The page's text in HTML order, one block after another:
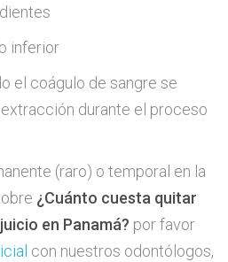
inferior
el coágulo de sangre se
durante el proceso
(raro) o temporal en la
¿Cuánto cuesta quitar
en Panamá? por favor
con nuestros odontólogos,